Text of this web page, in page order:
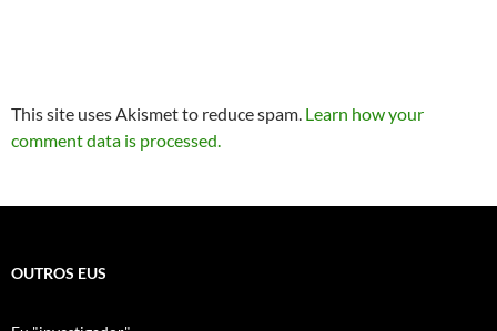
This site uses Akismet to reduce spam. Learn how your
comment data is processed.
OUTROS EUS